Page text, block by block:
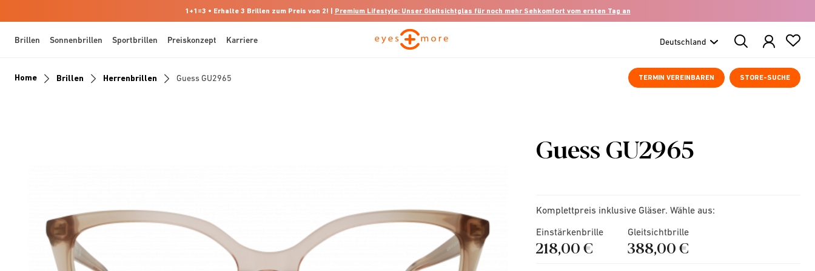
1+1=3 • Erhalte 3 Brillen zum Preis von 2! | Premium Lifestyle: Unser Gleitsichtglas für noch mehr Sehkomfort vom ersten Tag an
Brillen Sonnenbrillen Sportbrillen Preiskonzept Karriere
Search
Products
TERMIN VEREINBAREN STORE-SUCHE
Home Brillen Herrenbrillen Guess GU2965
Guess GU2965
Komplettpreis inklusive Gläser. Wähle aus:
Einstärkenbrille
218,00 €
Gleitsichtbrille
388,00 €